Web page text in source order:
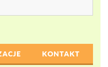
KONTAKT